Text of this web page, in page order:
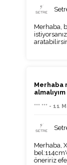
Merhaba,
Merhaba
*** *** - 11
Merhaba,
öneririz